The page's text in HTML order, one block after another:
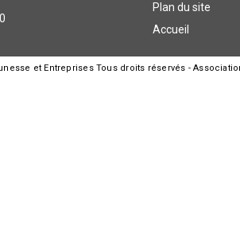
Plan du site
Accueil
et Entreprises Tous droits réservés -